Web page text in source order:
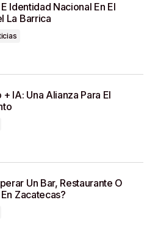
Correo Electrónico Y Sitio
Para La Próxima Vez
Identidad Nacional En El
La Barrica
IA: Una Alianza Para El
Un Bar, Restaurante O
Zacatecas?